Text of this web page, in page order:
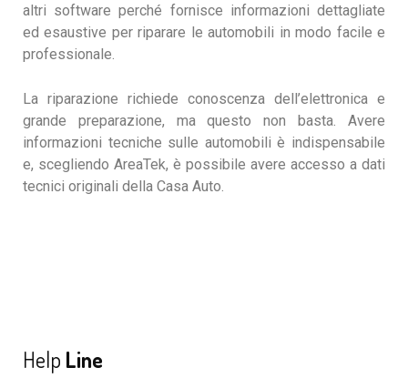
altri software perché fornisce informazioni dettagliate
ed esaustive per riparare le automobili in modo facile e
professionale.
La riparazione richiede conoscenza dell’elettronica e
grande preparazione, ma questo non basta. Avere
informazioni tecniche sulle automobili è indispensabile
e, scegliendo AreaTek, è possibile avere accesso a dati
tecnici originali della Casa Auto.
Help Line